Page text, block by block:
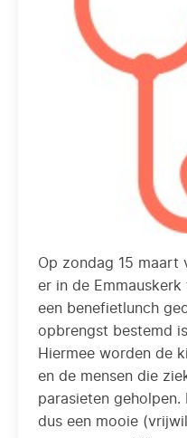
Op zondag 15 maart
er in de
een benefietlunch
opbrengst bestemd
Hiermee worden de
en de mensen die
parasieten geholpen.
dus een mooie